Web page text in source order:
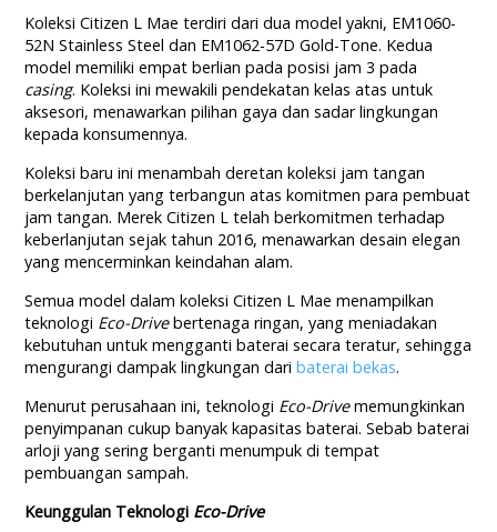
Koleksi Citizen L Mae terdiri dari dua model yakni, EM1060-
52N Stainless Steel dan EM1062-57D Gold-Tone. Kedua
model memiliki empat berlian pada posisi jam 3 pada
casing. Koleksi ini mewakili pendekatan kelas atas untuk
aksesori, menawarkan pilihan gaya dan sadar lingkungan
kepada konsumennya.
Koleksi baru ini menambah deretan koleksi jam tangan
berkelanjutan yang terbangun atas komitmen para pembuat
jam tangan. Merek Citizen L telah berkomitmen terhadap
keberlanjutan sejak tahun 2016, menawarkan desain elegan
yang mencerminkan keindahan alam.
Semua model dalam koleksi Citizen L Mae menampilkan
teknologi Eco-Drivebertenaga ringan, yang meniadakan
kebutuhan untuk mengganti baterai secara teratur, sehingga
mengurangi dampak lingkungan daribaterai bekas.
Menurut perusahaan ini, teknologi Eco-Drivememungkinkan
penyimpanan cukup banyak kapasitas baterai. Sebab baterai
arloji yang sering berganti menumpuk di tempat
pembuangan sampah.
Keunggulan Teknologi Eco-Drive